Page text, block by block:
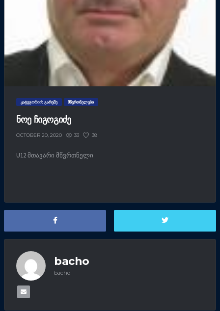
ᲙᲐᲢᲔᲒᲝᲠᲘᲘᲡ ᲒᲐᲠᲔᲨᲔ ᲛᲬᲕᲠᲗᲜᲔᲚᲔᲑᲘ
ᲜᲝᲔ ᲩᲘᲒᲝᲒᲘᲫᲔ
OCTOBER 20, 2020 33 38
U12 მთავარი მწვრთნელი
bacho
bacho